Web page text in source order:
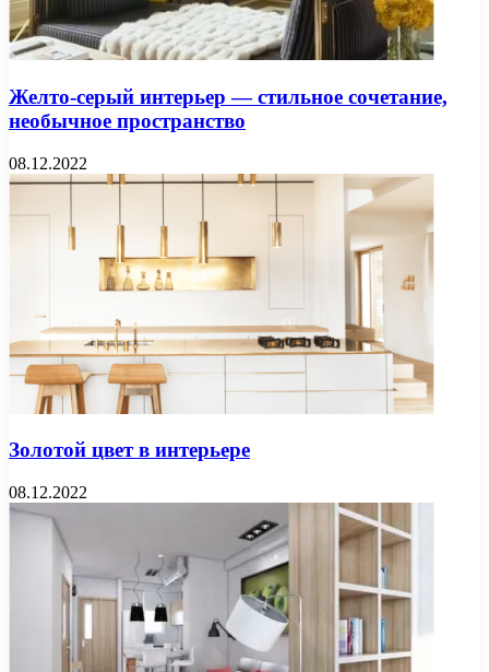
Желто-серый интерьер — стильное сочетание,
необычное пространство
08.12.2022
Золотой цвет в интерьере
08.12.2022